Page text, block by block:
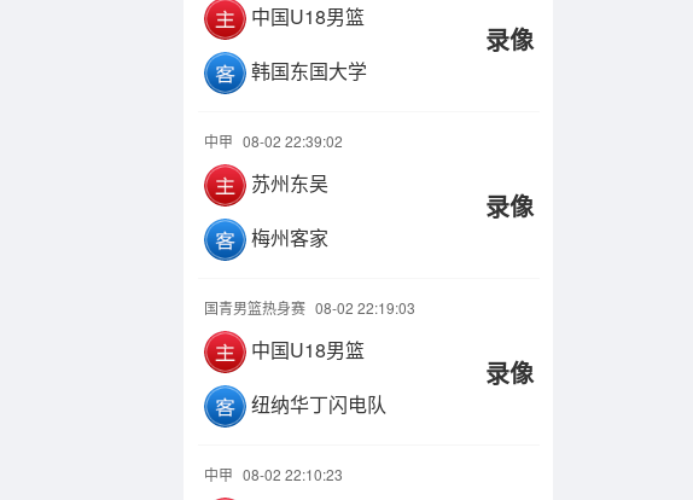
中国U18男篮
韩国东国大学
录像
中甲 08-02 22:39:02
苏州东吴
梅州客家
录像
国青男篮热身赛 08-02 22:19:03
中国U18男篮
纽纳华丁闪电队
录像
中甲 08-02 22:10:23